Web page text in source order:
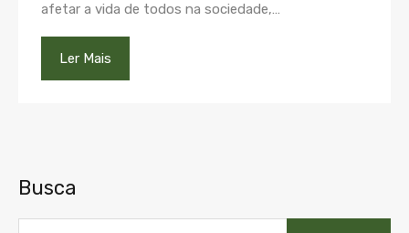
afetar a vida de todos na sociedade,…
Ler Mais
Busca